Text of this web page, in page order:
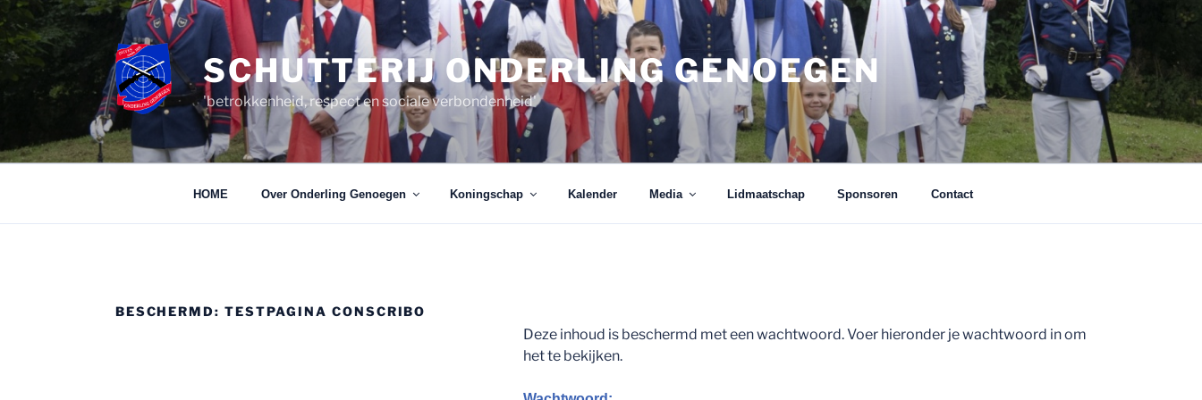
Ga
naar
de
inhoud
SCHUTTERIJ ONDERLING GENOEGEN
'betrokkenheid, respect en sociale verbondenheid'
HOME Over Onderling Genoegen Koningschap Kalender Media Lidmaatschap Sponsoren Contact
BESCHERMD: TESTPAGINA CONSCRIBO
Deze inhoud is beschermd met een wachtwoord. Voer hieronder je wachtwoord in om
het te bekijken.